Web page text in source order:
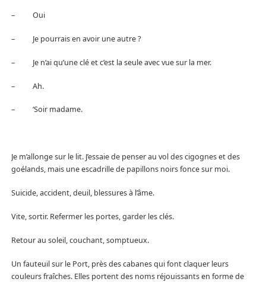
– Oui
– Je pourrais en avoir une autre ?
– Je n’ai qu’une clé et c’est la seule avec vue sur la mer.
– Ah.
– ‘Soir madame.
Je m’allonge sur le lit. J’essaie de penser au vol des cigognes et des
goélands, mais une escadrille de papillons noirs fonce sur moi.
Suicide, accident, deuil, blessures à l’âme.
Vite, sortir. Refermer les portes, garder les clés.
Retour au soleil, couchant, somptueux.
Un fauteuil sur le Port, près des cabanes qui font claquer leurs
couleurs fraîches. Elles portent des noms réjouissants en forme de